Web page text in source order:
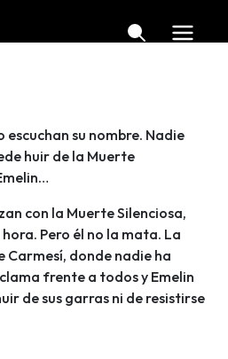
su nombre. Nadie
huir de la Muerte
con la Muerte Silenciosa,
Pero él no la mata. La
donde nadie ha
frente a todos y Emelin
de sus garras ni de resistirse